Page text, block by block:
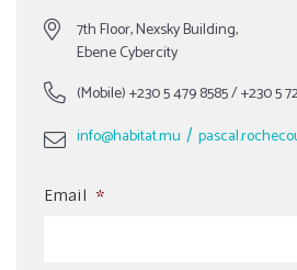
7th Floor, Nexsky Building,
Ebene Cybercity
(Mobile)+230 5 479 8585/+230 5
info@habitat.mu /
Email *